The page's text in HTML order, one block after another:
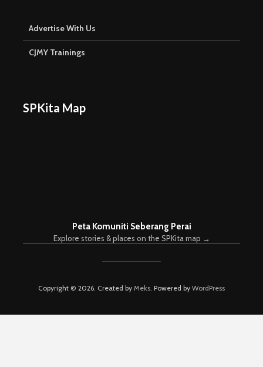
Advertise With Us
CJMY Trainings
SPKita Map
Peta Komuniti Seberang Perai
Explore stories & places on the SPKita map →
Copyright © 2026. Created by Meks . Powered by WordPress